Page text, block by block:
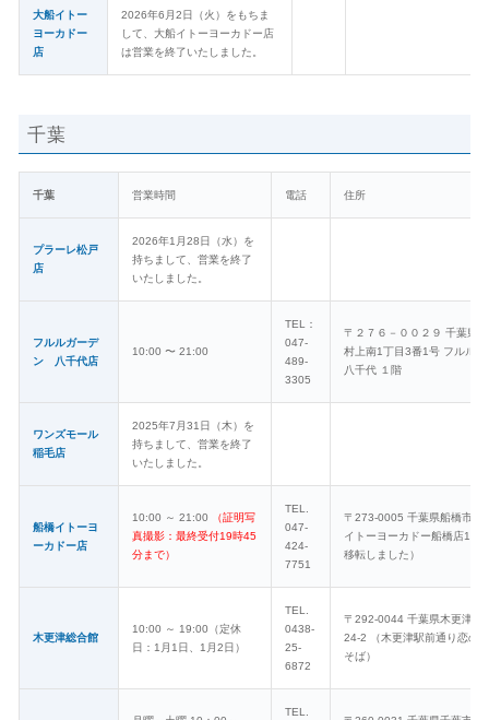
大船イトー
ヨーカドー
店
2026年6月2日（火）をもちま
して、大船イトーヨーカドー店
は営業を終了いたしました。
千葉
千葉 営業時間 電話 住所
プラーレ松戸
店
2026年1月28日（水）を
持ちまして、営業を終了
いたしました。
フルルガーデ
ン 八千代店
10:00 〜 21:00
TEL：
047-
489-
3305
〒２７６－００２９ 千葉県
村上南1丁目3番1号 フルルガ
八千代 １階
ワンズモール
稲毛店
2025年7月31日（木）を
持ちまして、営業を終了
いたしました。
船橋イトーヨ
ーカドー店
10:00 ～ 21:00
（証明写
真撮影：最終受付19時45
分まで）
TEL.
047-
424-
7751
〒273-0005 千葉県船橋市本
イトーヨーカドー船橋店1F
移転しました）
木更津総合館
10:00 ～ 19:00（定休
日：1月1日、1月2日）
TEL.
0438-
25-
6872
〒292-0044 千葉県木更津市
24-2 （木更津駅前通り恋の
そば）
TEL.